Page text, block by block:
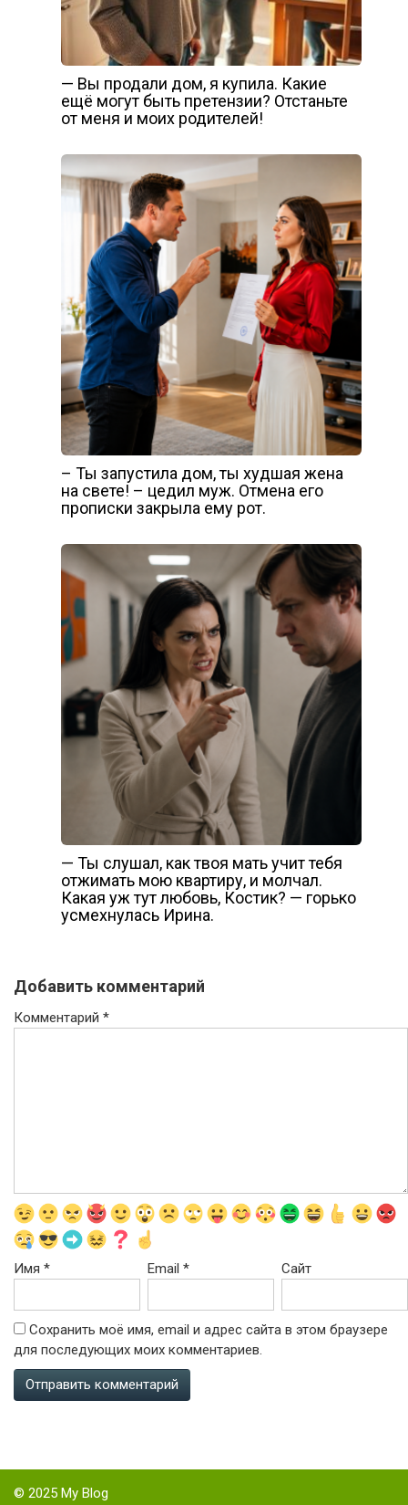
— Вы продали дом, я купила. Какие
ещё могут быть претензии? Отстаньте
от меня и моих родителей!
– Ты запустила дом, ты худшая жена
на свете! – цедил муж. Отмена его
прописки закрыла ему рот.
— Ты слушал, как твоя мать учит тебя
отжимать мою квартиру, и молчал.
Какая уж тут любовь, Костик? — горько
усмехнулась Ирина.
Добавить комментарий
Комментарий *
Имя * Email* Сайт
Сохранить моё имя, email и адрес сайта в этом браузере
для последующих моих комментариев.
© 2025 My Blog